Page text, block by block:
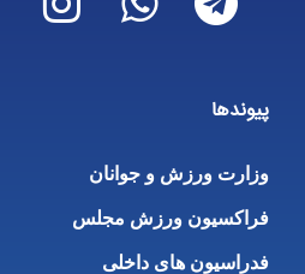
پیوندها
وزارت ورزش و جوانان
فراکسیون ورزش مجلس
فدراسیون های داخلی